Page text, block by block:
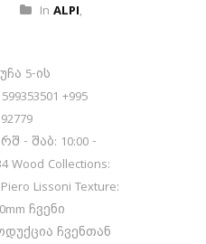
In ALPI,
5-ის
+995
- შაბ: 10:00 -
Wood Collections:
Lissoni Texture:
ჩვენი
ჩვენთან